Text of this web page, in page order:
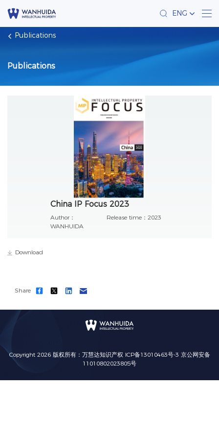
ENG
Publications
Publications
China IP Focus 2023
Author：
WANHUIDA
Release time：2023
Download
Share
Copyright 2026 版权所有：万慧达知识产权 ICP备13010463号-3 京公网安备
11010802023805号